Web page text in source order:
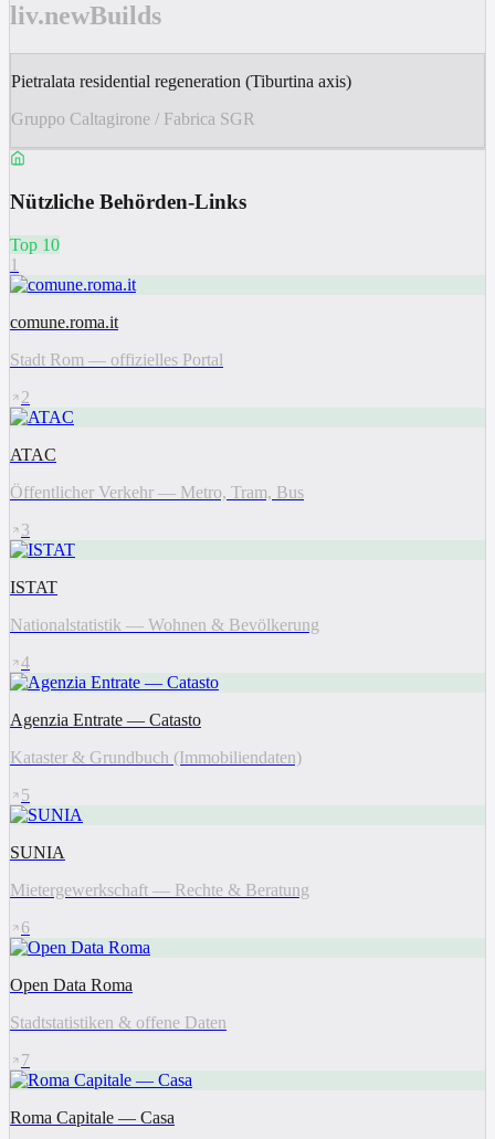
liv.newBuilds
Pietralata residential regeneration (Tiburtina axis)
Gruppo Caltagirone / Fabrica SGR
Nützliche Behörden-Links
Top 10
1
comune.roma.it
Stadt Rom — offizielles Portal
2
ATAC
Öffentlicher Verkehr — Metro, Tram, Bus
3
ISTAT
Nationalstatistik — Wohnen & Bevölkerung
4
Agenzia Entrate — Catasto
Kataster & Grundbuch (Immobiliendaten)
5
SUNIA
Mietergewerkschaft — Rechte & Beratung
6
Open Data Roma
Stadtstatistiken & offene Daten
7
Roma Capitale — Casa